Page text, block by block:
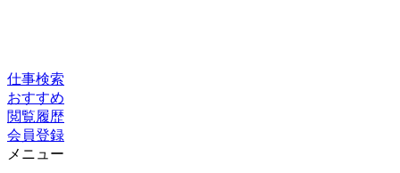
仕事検索
おすすめ
閲覧履歴
会員登録
メニュー